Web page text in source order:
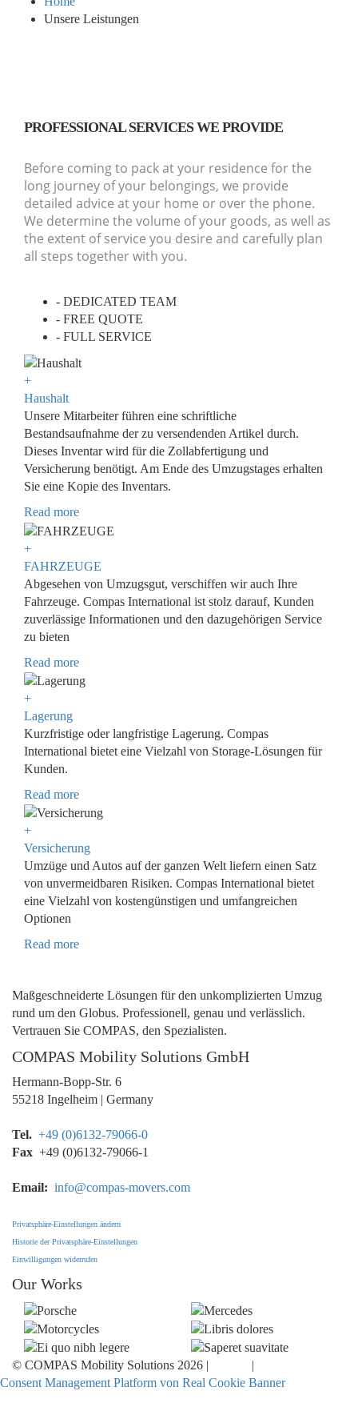
Unsere Leistungen
PROFESSIONAL SERVICES WE PROVIDE
Before coming to pack at your residence for the
long journey of your belongings, we provide
detailed advice at your home or over the phone.
We determine the volume of your goods, as well as
the extent of service you desire and carefully plan
all steps together with you.
- DEDICATED TEAM
- FREE QUOTE
- FULL SERVICE
+
Haushalt
Unsere Mitarbeiter führen eine schriftliche
Bestandsaufnahme der zu versendenden Artikel durch.
Dieses Inventar wird für die Zollabfertigung und
Versicherung benötigt. Am Ende des Umzugstages erhalten
Sie eine Kopie des Inventars.
Read more
+
FAHRZEUGE
Abgesehen von Umzugsgut, verschiffen wir auch Ihre
Fahrzeuge. Compas International ist stolz darauf, Kunden
zuverlässige Informationen und den dazugehörigen Service
zu bieten
Read more
+
Lagerung
Kurzfristige oder langfristige Lagerung. Compas
International bietet eine Vielzahl von Storage-Lösungen für
Kunden.
Read more
+
Versicherung
Umzüge und Autos auf der ganzen Welt liefern einen Satz
von unvermeidbaren Risiken. Compas International bietet
eine Vielzahl von kostengünstigen und umfangreichen
Optionen
Read more
Maßgeschneiderte Lösungen für den unkomplizierten Umzug
rund um den Globus. Professionell, genau und verlässlich.
Vertrauen Sie COMPAS, den Spezialisten.
COMPAS Mobility Solutions GmbH
Hermann-Bopp-Str. 6
55218 Ingelheim | Germany
Tel. +49 (0)6132-79066-0
Fax +49 (0)6132-79066-1
Email: info@compas-movers.com
Privatsphäre-Einstellungen ändern
Historie der Privatsphäre-Einstellungen
Einwilligungen widerrufen
Our Works
© COMPAS Mobility Solutions 2026 | |
Consent Management Platform von Real Cookie Banner